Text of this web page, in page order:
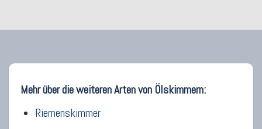
Mehr über die weiteren Arten von Ölskimmern:
Riemenskimmer